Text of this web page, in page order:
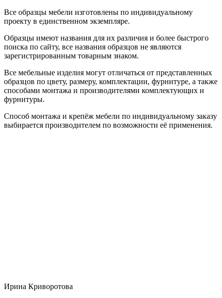
Все образцы мебели изготовлены по индивидуальному
проекту в единственном экземпляре.
Образцы имеют названия для их различия и более быстрого
поиска по сайту, все названия образцов не являются
зарегистрированным товарным знаком.
Все мебельные изделия могут отличаться от представленных
образцов по цвету, размеру, комплектации, фурнитуре, а также
способами монтажа и производителями комплектующих и
фурнитуры.
Способ монтажа и крепёж мебели по индивидуальному заказу
выбирается производителем по возможности её применения.
Ирина Криворотова